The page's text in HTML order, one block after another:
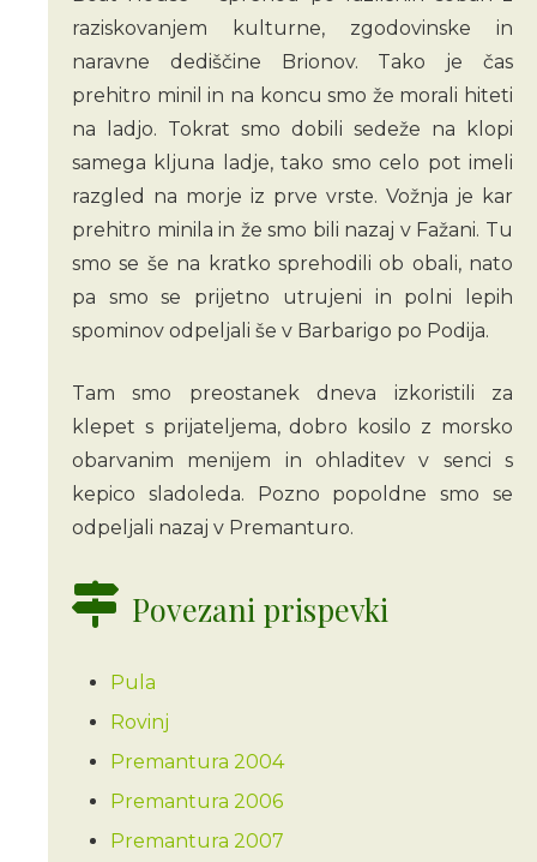
raziskovanjem kulturne, zgodovinske in
naravne dediščine Brionov. Tako je čas
prehitro minil in na koncu smo že morali hiteti
na ladjo. Tokrat smo dobili sedeže na klopi
samega kljuna ladje, tako smo celo pot imeli
razgled na morje iz prve vrste. Vožnja je kar
prehitro minila in že smo bili nazaj v Fažani. Tu
smo se še na kratko sprehodili ob obali, nato
pa smo se prijetno utrujeni in polni lepih
spominov odpeljali še v Barbarigo po Podija.
Tam smo preostanek dneva izkoristili za
klepet s prijateljema, dobro kosilo z morsko
obarvanim menijem in ohladitev v senci s
kepico sladoleda. Pozno popoldne smo se
odpeljali nazaj v Premanturo.
Povezani prispevki
Pula
Rovinj
Premantura 2004
Premantura 2006
Premantura 2007